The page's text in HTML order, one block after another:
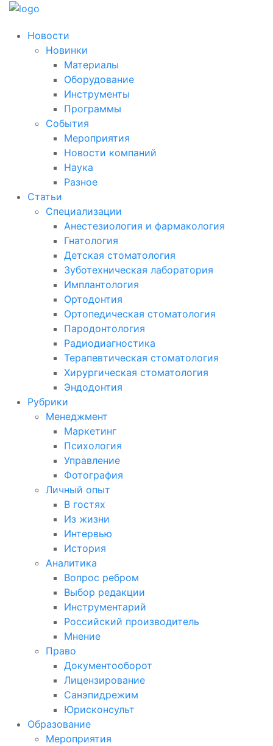
Новости
Новинки
Материалы
Оборудование
Инструменты
Программы
События
Мероприятия
Новости компаний
Наука
Разное
Статьи
Специализации
Анестезиология и фармакология
Гнатология
Детская стоматология
Зуботехническая лаборатория
Имплантология
Ортодонтия
Ортопедическая стоматология
Пародонтология
Радиодиагностика
Терапевтическая стоматология
Хирургическая стоматология
Эндодонтия
Рубрики
Менеджмент
Маркетинг
Психология
Управление
Фотография
Личный опыт
В гостях
Из жизни
Интервью
История
Аналитика
Вопрос ребром
Выбор редакции
Инструментарий
Российский производитель
Мнение
Право
Документооборот
Лицензирование
Санэпидрежим
Юрисконсульт
Образование
Мероприятия